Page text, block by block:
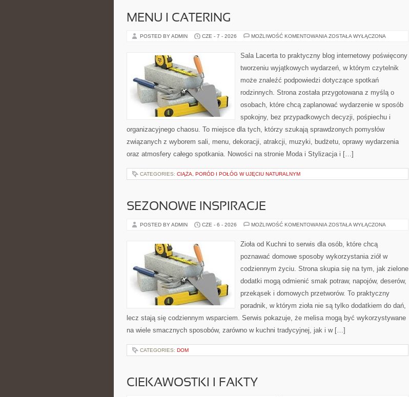
MENU I CATERING
POSTED BY ADMIN CZE - 7 - 2026 MOŻLIWOŚĆ KOMENTOWANIA MENU
ZOSTAŁA WYŁĄCZONA
Sala Lacerta to praktyczny blog internetowy poświęcony
tworzeniu wyjątkowych wydarzeń, w którym czytelnik
może znaleźć podpowiedzi dotyczące spotkań
rodzinnych. Strona została przygotowana z myślą o
osobach, które chcą zaplanować wydarzenie w sposób
spokojny, bez przypadkowych decyzji, pośpiechu i
organizacyjnego chaosu. To miejsce dla tych, którzy szukają sprawdzonych pomysłów
związanych z wyborem sali, menu, dekoracji, atrakcji, muzyki, budżetu, oprawy wydarzenia
oraz atmosfery całego spotkania. Nowości na stronie Moda i Stylizacja i […]
CATEGORIES: CIĄŻA, PORÓD I POŁÓG W UJĘCIU NATURALNYM
SEZONOWE INSPIRACJE
POSTED BY ADMIN CZE - 6 - 2026 MOŻLIWOŚĆ KOMENTOWANIA SEZONOWE
ZOSTAŁA WYŁĄCZONA
Zioła od Kuchni to serwis dla osób, które chcą
poznawać domowe sposoby wykorzystania ziół w
codziennym życiu. Strona skupia się na tym, jak zielone
dodatki mogą odmienić smak potraw, napojów, deserów,
przekąsek i domowych przetworów. To praktyczny
poradnik, w którym zioła nie są tylko dodatkiem do dań,
lecz stają się codziennym wsparciem. Serwis pokazuje, że melisa mogą być wykorzystywane
na wiele smacznych sposobów, zarówno w kuchni tradycyjnej, jak i w […]
CATEGORIES: DOM
CIEKAWOSTKI I FAKTY